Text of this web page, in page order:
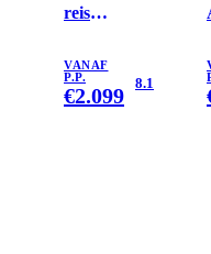
reis
VANAF
P.P.
€2.099 8.1